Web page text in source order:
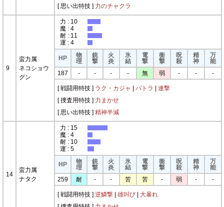
[ 思い出特技 ] 力のチャクラ
9
蛮力属
ネコショウ
グン
力 : 10
魔 : 4
耐 : 11
運 : 4
HP
物
理
銃
撃
火
炎
氷
結
電
撃
衝
撃
呪
殺
精
神
万
能
187
- - - - 無 弱 - - -
[ 戦闘用特技 ] ラク・カジャ パトラ
連撃
[ 捜査用特技 ] 力まかせ
[ 思い出特技 ] 精神半減
14
蛮力属
ナタク
力 : 15
魔 : 4
耐 : 10
運 : 5
HP
物
理
銃
撃
火
炎
氷
結
電
撃
衝
撃
呪
殺
精
神
万
能
259
耐 - - 苦 苦 - 弱 - -
[ 戦闘用特技 ] 逆鱗撃| 雄叫び|
大暴れ